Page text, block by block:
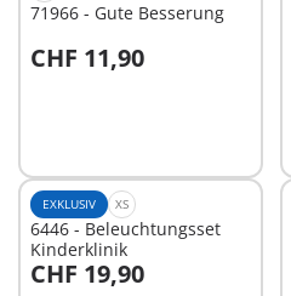
71966 - Gute Besserung
CHF 11,90
In den Warenkorb
EXKLUSIV XS
6446 - Beleuchtungsset
Kinderklinik
CHF 19,90
In den Warenkorb